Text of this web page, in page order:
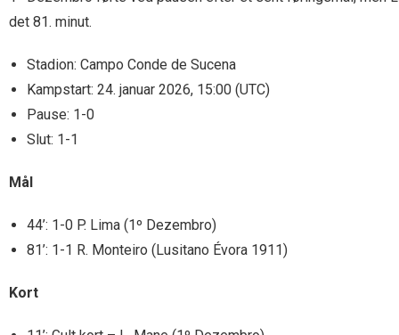
det 81. minut.
Stadion: Campo Conde de Sucena
Kampstart: 24. januar 2026, 15:00 (UTC)
Pause: 1-0
Slut: 1-1
Mål
44’: 1-0 P. Lima (1º Dezembro)
81’: 1-1 R. Monteiro (Lusitano Évora 1911)
Kort